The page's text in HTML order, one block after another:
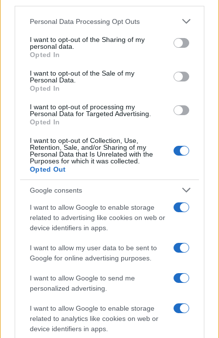
Personal Data Processing Opt Outs
I want to opt-out of the Sharing of my
personal data.
Opted In
I want to opt-out of the Sale of my
Personal Data.
Opted In
I want to opt-out of processing my
Personal Data for Targeted Advertising.
Opted In
I want to opt-out of Collection, Use,
Retention, Sale, and/or Sharing of my
Personal Data that Is Unrelated with the
Purposes for which it was collected.
Opted Out
Google consents
I want to allow Google to enable storage
related to advertising like cookies on web or
device identifiers in apps.
I want to allow my user data to be sent to
Google for online advertising purposes.
I want to allow Google to send me
personalized advertising.
I want to allow Google to enable storage
related to analytics like cookies on web or
device identifiers in apps.
Leggi i commenti
SEDUTE SATIRICHE
Vai all'archivio delle vignette
Tutta la differenza tra Ceuta e
l’emigrazione italiana negli
Non si tratta di negare il diritto d’asilo a chi ne ha
titolo, ma di riconoscere che una parte di chi
entra irregolarmente porta violenza
di Teresa Casamichela
8 Agosto 2026, 15:57